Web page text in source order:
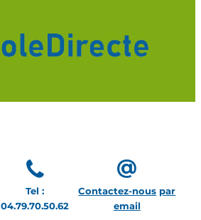
Tel :
04.79.70.50.62
Contactez-nous par
email